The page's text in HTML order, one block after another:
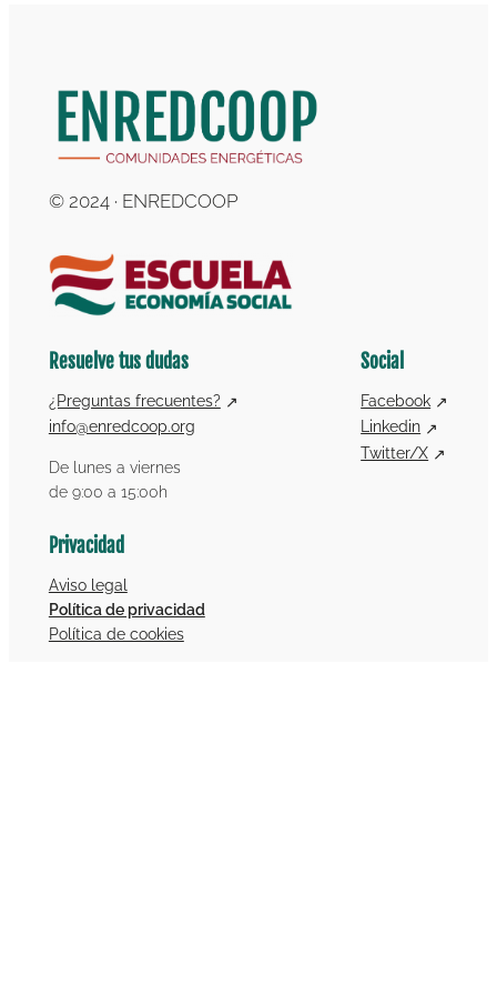
© 2024 · ENREDCOOP
Resuelve tus dudas
¿Preguntas frecuentes?
info@enredcoop.org
De lunes a viernes
de 9:00 a 15:00h
Social
Facebook
Linkedin
Twitter/X
Privacidad
Aviso legal
Política de privacidad
Política de cookies